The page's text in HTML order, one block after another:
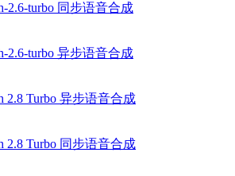
2.6-turbo 同步语音合成
2.6-turbo 异步语音合成
2.8 Turbo 异步语音合成
2.8 Turbo 同步语音合成